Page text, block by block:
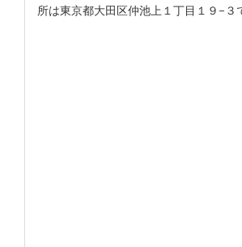
所は東京都大田区仲池上１丁目１９−３